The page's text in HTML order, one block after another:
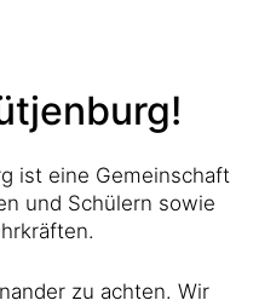
ist eine Gemeinschaft
und Schülern sowie
zu achten. Wir